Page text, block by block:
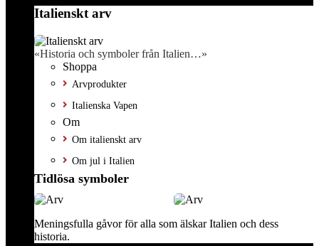
Italienskt arv
«Historia och symboler från Italien…»
Shoppa
Arvprodukter
Italienska Vapen
Om
Om italienskt arv
Om jul i Italien
Tidlösa symboler
Meningsfulla gåvor för alla som älskar Italien och dess
historia.